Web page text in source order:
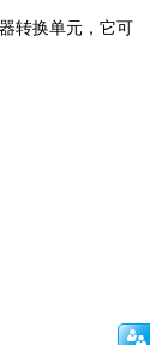
转换单元，它可